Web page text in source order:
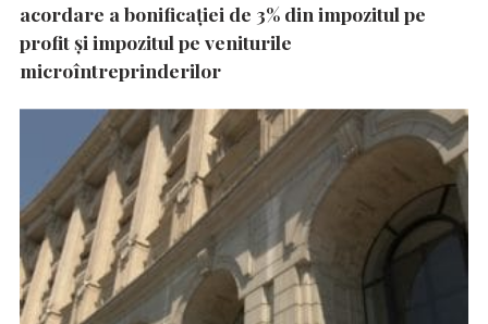
acordare a bonificației de 3% din impozitul pe
profit și impozitul pe veniturile
microîntreprinderilor